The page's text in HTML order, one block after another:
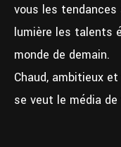
vous les
lumière les talents
monde de demain.
Chaud, ambitieux
se veut le média